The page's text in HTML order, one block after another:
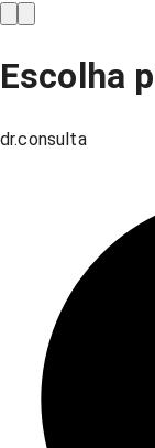
Escolha
dr.consulta